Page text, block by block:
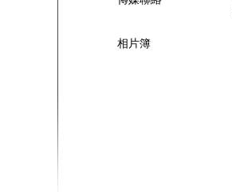
相片簿